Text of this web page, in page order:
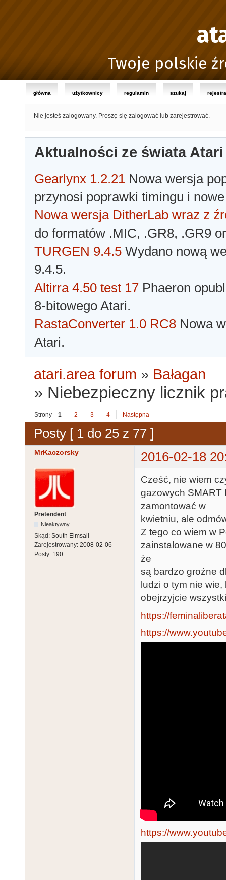
Twoje polskie
główna użytkownicy regulamin szukaj
Nie jesteś zalogowany. Proszę się zalogować lub zarejestrować.
Aktualności ze świata Atari
Gearlynx 1.2.21 Nowa wersja
przynosi poprawki timingu i
Nowa wersja DitherLab wraz z
do formatów .MIC, .GR8, .GR9
TURGEN 9.4.5 Wydano nową
9.4.5.
Altirra 4.50 test 17 Phaeron
8-bitowego Atari.
RastaConverter 1.0 RC8 Nowa
Atari.
atari.area forum » Bałagan
» Niebezpieczny licznik
Strony 1 2 3 4 Następna
Posty [ 1 do 25 z 77 ]
MrKaczorsky 2016-02-18
Pretendent
Nieaktywny
Skąd: South Elmsall
Zarejestrowany: 2008-02-06
Posty: 190
Cześć, nie wiem
gazowych SMART
zamontować w
kwietniu, ale
Z tego co wiem w
zainstalowane w
że
są bardzo groźne
ludzi o tym nie
obejrzyjcie
https://
https://
https://